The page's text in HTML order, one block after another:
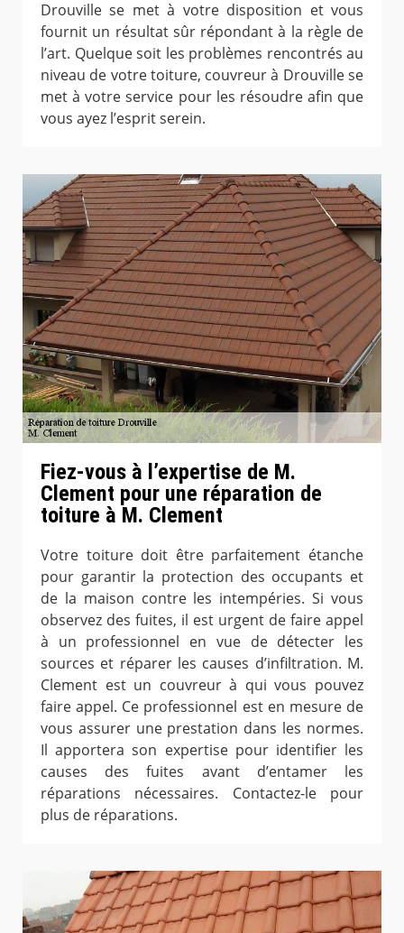
Drouville se met à votre disposition et vous
fournit un résultat sûr répondant à la règle de
l’art. Quelque soit les problèmes rencontrés au
niveau de votre toiture, couvreur à Drouville se
met à votre service pour les résoudre afin que
vous ayez l’esprit serein.
Fiez-vous à l’expertise de M.
Clement pour une réparation de
toiture à M. Clement
Votre toiture doit être parfaitement étanche
pour garantir la protection des occupants et
de la maison contre les intempéries. Si vous
observez des fuites, il est urgent de faire appel
à un professionnel en vue de détecter les
sources et réparer les causes d’infiltration. M.
Clement est un couvreur à qui vous pouvez
faire appel. Ce professionnel est en mesure de
vous assurer une prestation dans les normes.
Il apportera son expertise pour identifier les
causes des fuites avant d’entamer les
réparations nécessaires. Contactez-le pour
plus de réparations.